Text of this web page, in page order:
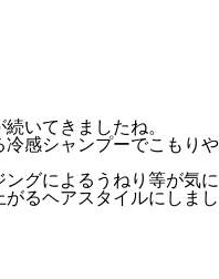
いてきましたね。
感シャンプーでこもりや
グによるうねり等が気に
るヘアスタイルにしまし